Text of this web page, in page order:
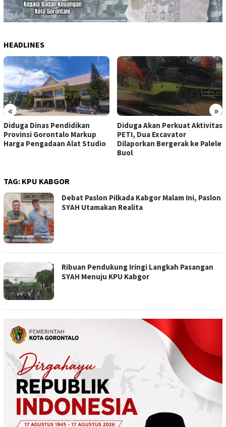
HEADLINES
« »
Diduga Akan Perkuat Aktivitas
PETI, Dua Excavator
Dilaporkan Bergerak ke Palele
Sudah Dua Bulan, Kasus Laka
Lantas Mobil Dinas
Bapelitbang Bolmut Belum
Temui Titik Terang
TAG: KPU KABGOR
Debat Paslon Pilkada Kabgor Malam Ini, Paslon
SYAH Utamakan Realita
Ribuan Pendukung Iringi Langkah Pasangan
SYAH Menuju KPU Kabgor